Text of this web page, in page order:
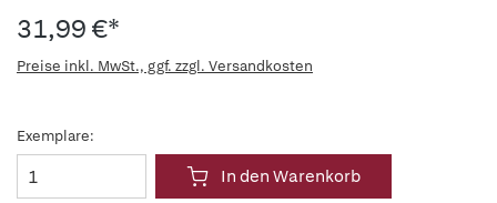
31,99 €*
Preise inkl. MwSt., ggf. zzgl. Versandkosten
Exemplare:
In den Warenkorb